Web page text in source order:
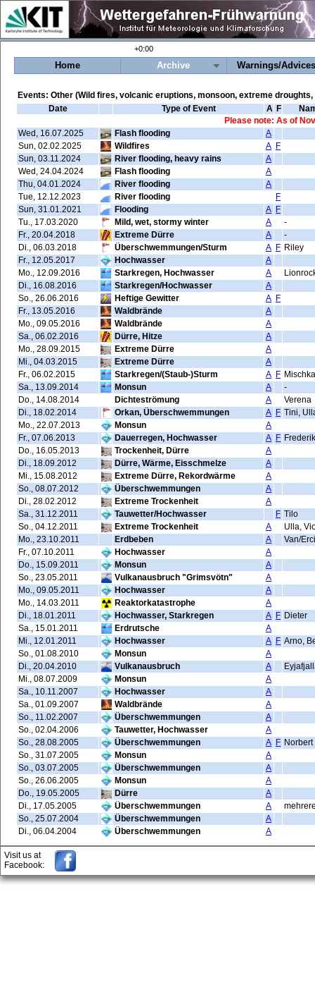
+0:00
Home Archive Warnings/
Events: Other (Wild fires, volcanic eruptions, monsoon, extreme
Date
Type of Event A F
Please note: As of
Wed, 16.07.2025
Flash flooding
A
Sun, 02.02.2025
Wildfires A F
Sun, 03.11.2024
River flooding, heavy rains
A
Wed, 24.04.2024
Flash flooding
A
Thu, 04.01.2024
River flooding
A
Tue, 12.12.2023
River flooding
F
Sun, 31.01.2021
Flooding A F
Tu., 17.03.2020
Mild, wet, stormy winter A
-
Fr., 20.04.2018
Extreme Dürre A
-
Di., 06.03.2018
Überschwemmungen/Sturm A F Riley
Fr., 12.05.2017
Hochwasser
A
Mo., 12.09.2016
Starkregen, Hochwasser A
Di., 16.08.2016
Starkregen/Hochwasser
A
So., 26.06.2016
Heftige Gewitter A F
Fr., 13.05.2016
Waldbrände
A
Mo., 09.05.2016
Waldbrände
A
Sa., 06.02.2016
Dürre, Hitze
A
Mo., 28.09.2015
Extreme Dürre
A
Mi., 04.03.2015
Extreme Dürre
A
Fr., 06.02.2015
Starkregen/(Staub-)Sturm A F Mischka
Sa., 13.09.2014
Monsun A
-
Do., 14.08.2014
Dichteströmung A
Verena
Di., 18.02.2014
Orkan, Überschwemmungen A F Tini,
Mo., 22.07.2013
Monsun
A
Fr., 07.06.2013
Dauerregen, Hochwasser A F
Do., 16.05.2013
Trockenheit, Dürre
A
Di., 18.09.2012
Dürre, Wärme, Eisschmelze
A
Mi., 15.08.2012
Extreme Dürre, Rekordwärme
A
So., 08.07.2012
Überschwemmungen
A
Di., 28.02.2012
Extreme Trockenheit
A
Sa., 31.12.2011
Tauwetter/Hochwasser F Tilo
So., 04.12.2011
Extreme Trockenheit A
Ulla,
Mo., 23.10.2011
Erdbeben A
Van/
Fr., 07.10.2011
Hochwasser
A
Do., 15.09.2011
Monsun
A
So., 23.05.2011
Vulkanausbruch "Grimsvötn"
A
Mo., 09.05.2011
Hochwasser
A
Mo., 14.03.2011
Reaktorkatastrophe
A
Di., 18.01.2011
Hochwasser, Starkregen A F Dieter
Sa., 15.01.2011
Erdrutsche
A
Mi., 12.01.2011
Hochwasser A F Arno,
So., 01.08.2010
Monsun
A
Di., 20.04.2010
Vulkanausbruch A
Mi., 08.07.2009
Monsun
A
Sa., 10.11.2007
Hochwasser
A
Sa., 01.09.2007
Waldbrände
A
So., 11.02.2007
Überschwemmungen
A
So., 02.04.2006
Tauwetter, Hochwasser
A
So., 28.08.2005
Überschwemmungen A F Norbert
So., 31.07.2005
Monsun
A
So., 03.07.2005
Überschwemmungen
A
So., 26.06.2005
Monsun
A
Do., 19.05.2005
Dürre
A
Di., 17.05.2005
Überschwemmungen A
So., 25.07.2004
Überschwemmungen
A
Di., 06.04.2004
Überschwemmungen A
Visit us at
Facebook: